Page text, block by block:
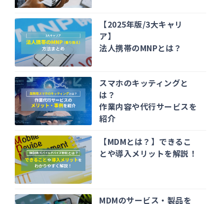
【2025年版/3大キャリ
ア】
法人携帯のMNPとは？
スマホのキッティングと
は？
作業内容や代行サービスを
紹介
【MDMとは？】できるこ
とや導入メリットを解説！
MDMのサービス・製品を